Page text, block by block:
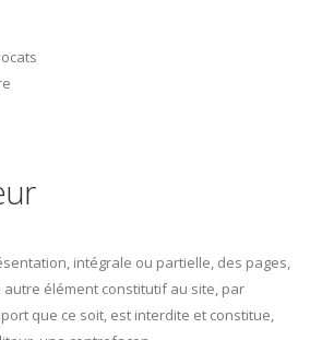
intégrale ou partielle, des pages,
élément constitutif au site, par
que ce soit, est interdite et constitue,